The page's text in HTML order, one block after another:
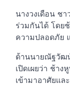
นางวงเดือน ช
ร่วมกันได้ โดย
ความปลอดภัย
ด้านนายณัฐวัฒ
เปิดเผยว่า ช้า
เข้ามาอาศัยแ